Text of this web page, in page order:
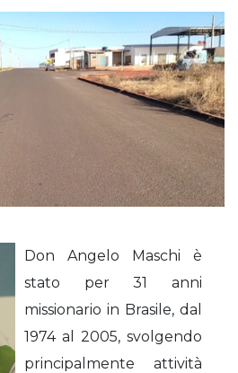
Don Angelo Maschi è
stato per 31 anni
missionario in Brasile, dal
1974 al 2005, svolgendo
principalmente attività